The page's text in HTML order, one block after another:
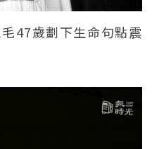
47歲劃下生命句點震